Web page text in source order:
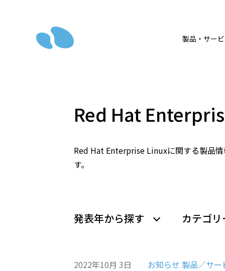
製品・サー
Red Hat
Red Hat Enterprise Linuxに関する製品
す。
発表年から探す カテゴ
2022年10月 3日 お知らせ 製品／サー